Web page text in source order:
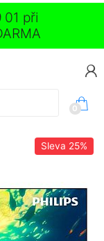
01 při
0
Sleva 25%